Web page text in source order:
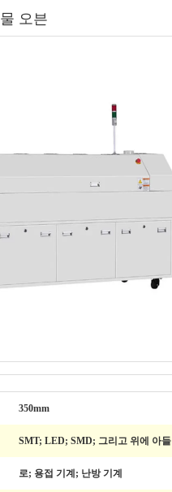
오븐
350mm
SMT; LED; SMD; 그리고 위에 아들
로; 용접 기계; 난방 기계